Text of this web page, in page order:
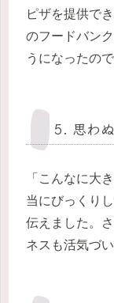
ピザを提供で
のフードバン
うになったので
5. 思わ
「こんなに大
当にびっくり
伝えました。
ネスも活気づい